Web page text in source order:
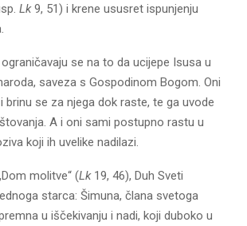
Lk9, 51) i krene ususret ispunjenju
se na to da ucijepe Isusa u
saveza s Gospodinom Bogom. Oni
brinu se za njega dok raste, te ga uvode
A i oni sami postupno rastu u
koji ih uvelike nadilazi.
molitve“ (Lk19, 46), Duh Sveti
starca: Šimuna, člana svetoga
u iščekivanju i nadi, koji duboko u